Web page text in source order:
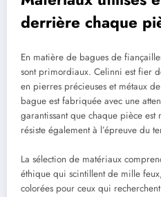
derrière chaque
En matière de bagues de
sont primordiaux. Celinni est fier
en pierres précieuses et métaux
bague est fabriquée avec une
garantissant que chaque pièce
résiste également à l’épreuve du
La sélection de matériaux
éthique qui scintillent de mille
colorées pour ceux qui